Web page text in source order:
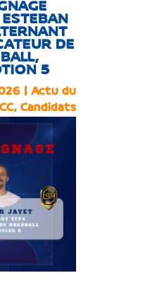
DE
5
|Actu du
,Candidats